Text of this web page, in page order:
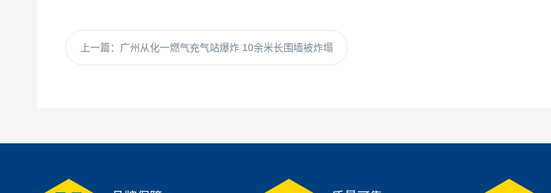
上一篇： 广州从化一燃气充气站爆炸 10余米长围墙被炸塌